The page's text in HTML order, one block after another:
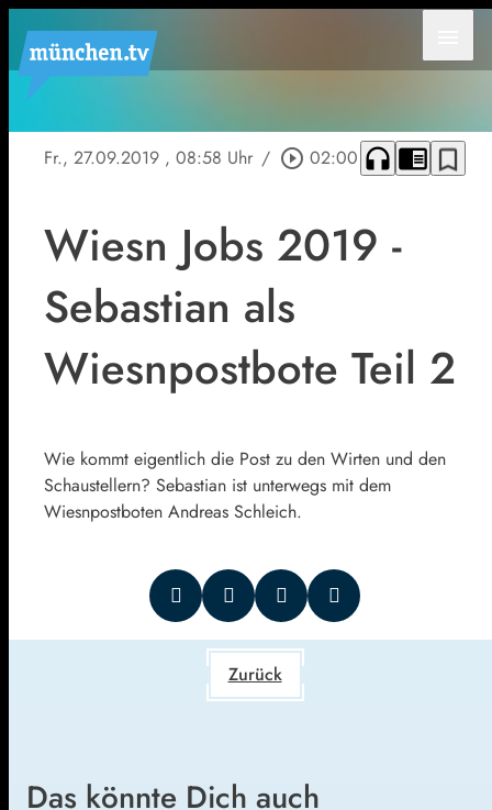
Fr., 27.09.2019 , 08:58 Uhr / play_circle_outline 02:00 headphones chrome_reader_mode bookmark_border
Wiesn Jobs 2019 -
Sebastian als
Wiesnpostbote Teil 2
Wie kommt eigentlich die Post zu den Wirten und den
Schaustellern? Sebastian ist unterwegs mit dem
Wiesnpostboten Andreas Schleich.
Zurück
Das könnte Dich auch